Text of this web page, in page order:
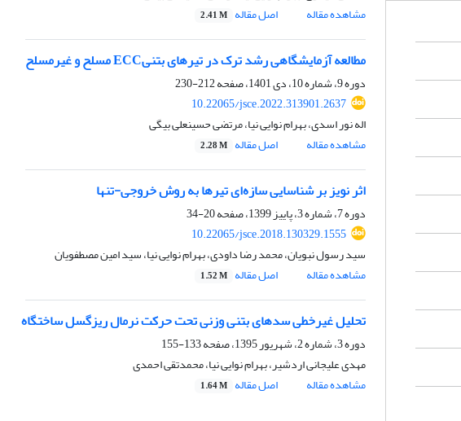
مشاهده مقاله
اصل مقاله 2.41 M
مطالعه آزمایشگاهی رشد ترک در تیرهای بتنیECC مسلح و غیرمسلح
دوره 9، شماره 10، دی 1401، صفحه
212-230
10.22065/jsce.2022.313901.2637
اله نور اسدی، بهرام نوایی نیا، مرتضی حسینعلی بیگی
مشاهده مقاله
اصل مقاله 2.28 M
اثر نویز بر شناسایی سازه‌ای تیرها به روش خروجی-تنها
دوره 7، شماره 3، پاییز 1399، صفحه
20-34
10.22065/jsce.2018.130329.1555
سید رسول نبویان، محمد رضا داودی، بهرام نوایی نیا، سید امین مصطفویان
مشاهده مقاله
اصل مقاله 1.52 M
تحلیل غیرخطی سدهای بتنی وزنی تحت حرکت نرمال ریزگسل ساختگاه
دوره 3، شماره 2، شهریور 1395، صفحه
133-155
مهدی علیجانی اردشیر، بهرام نوایی نیا، محمدتقی احمدی
مشاهده مقاله
اصل مقاله 1.64 M